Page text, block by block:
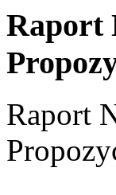
Raport
Raport